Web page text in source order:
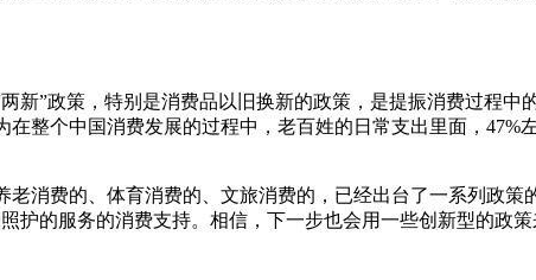
”政策，特别是消费品以旧换新的政策，是提振消费过程中
整个中国消费发展的过程中，老百姓的日常支出里面，47%
费的、体育消费的、文旅消费的，已经出台了一系列政策
的服务的消费支持。相信，下一步也会用一些创新型的政策